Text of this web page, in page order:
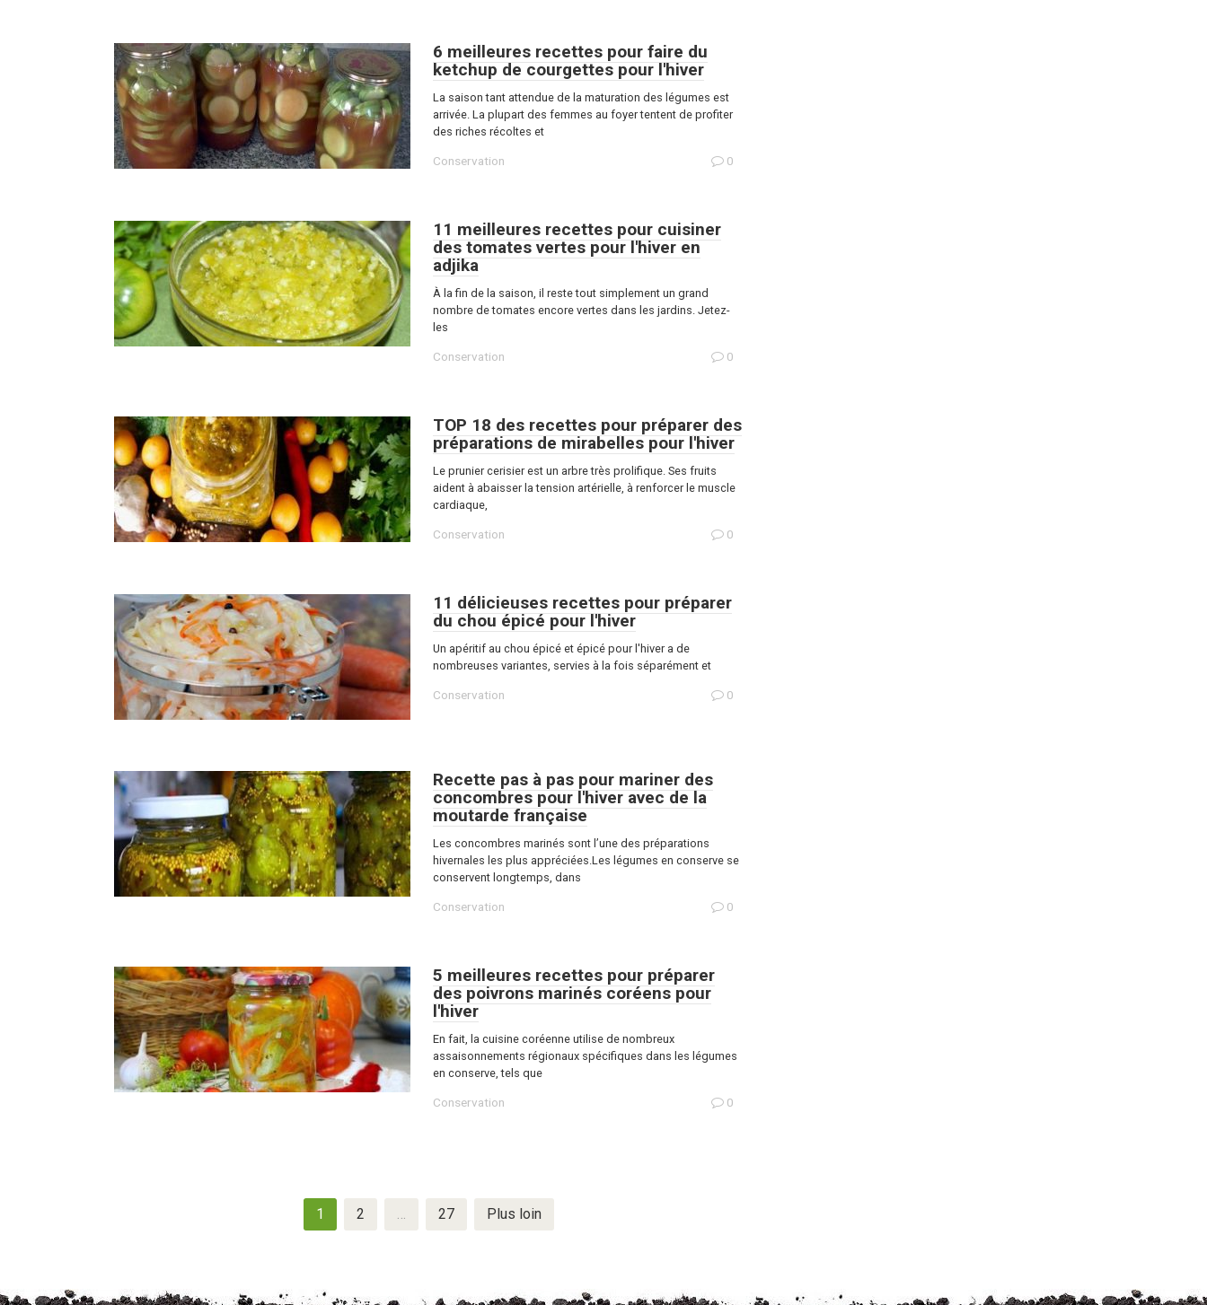
6 meilleures recettes pour faire du
ketchup de courgettes pour l'hiver
La saison tant attendue de la maturation des légumes est
arrivée. La plupart des femmes au foyer tentent de profiter
des riches récoltes et
Conservation 0
11 meilleures recettes pour cuisiner
des tomates vertes pour l'hiver en
adjika
À la fin de la saison, il reste tout simplement un grand
nombre de tomates encore vertes dans les jardins. Jetez-
les
Conservation 0
TOP 18 des recettes pour préparer des
préparations de mirabelles pour l'hiver
Le prunier cerisier est un arbre très prolifique. Ses fruits
aident à abaisser la tension artérielle, à renforcer le muscle
cardiaque,
Conservation 0
11 délicieuses recettes pour préparer
du chou épicé pour l'hiver
Un apéritif au chou épicé et épicé pour l'hiver a de
nombreuses variantes, servies à la fois séparément et
Conservation 0
Recette pas à pas pour mariner des
concombres pour l'hiver avec de la
moutarde française
Les concombres marinés sont l’une des préparations
hivernales les plus appréciées.Les légumes en conserve se
conservent longtemps, dans
Conservation 0
5 meilleures recettes pour préparer
des poivrons marinés coréens pour
l'hiver
En fait, la cuisine coréenne utilise de nombreux
assaisonnements régionaux spécifiques dans les légumes
en conserve, tels que
Conservation 0
1 2 … 27 Plus loin